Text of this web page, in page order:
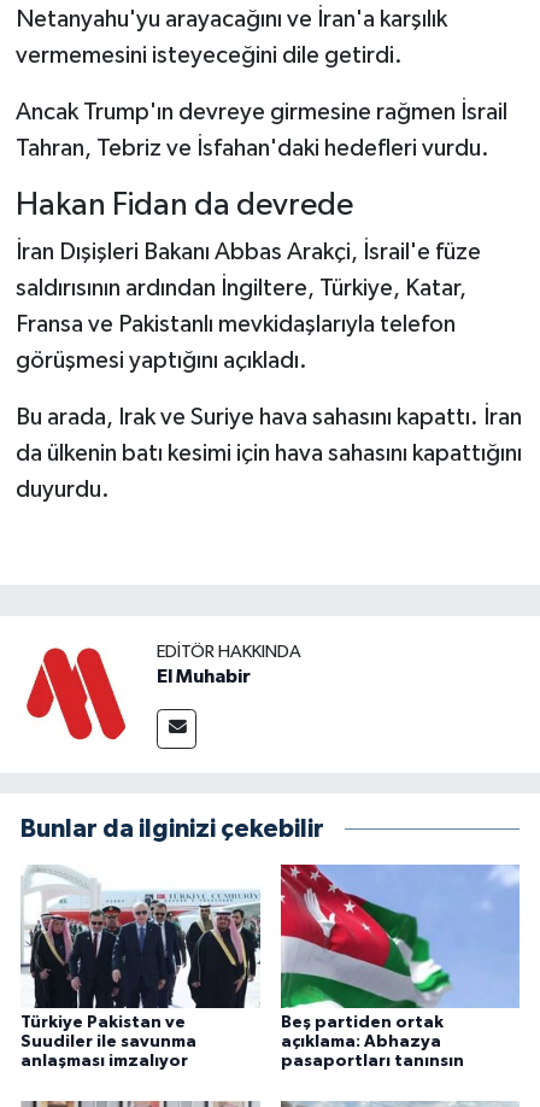
Netanyahu'yu arayacağını ve İran'a karşılık
vermemesini isteyeceğini dile getirdi.
Ancak Trump'ın devreye girmesine rağmen İsrail
Tahran, Tebriz ve İsfahan'daki hedefleri vurdu.
Hakan Fidan da devrede
İran Dışişleri Bakanı Abbas Arakçi, İsrail'e füze
saldırısının ardından İngiltere, Türkiye, Katar,
Fransa ve Pakistanlı mevkidaşlarıyla telefon
görüşmesi yaptığını açıkladı.
Bu arada, Irak ve Suriye hava sahasını kapattı. İran
da ülkenin batı kesimi için hava sahasını kapattığını
duyurdu.
EDITÖR HAKKINDA
El Muhabir
Bunlar da ilginizi çekebilir
Türkiye Pakistan ve
Suudiler ile savunma
anlaşması imzalıyor
Beş partiden ortak
açıklama: Abhazya
pasaportları tanınsın